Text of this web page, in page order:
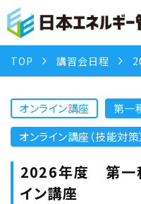
TOP 講習会日程
オンライン講座
第一
オンライン講座（技能対策）
2026年度 第一
イン講座